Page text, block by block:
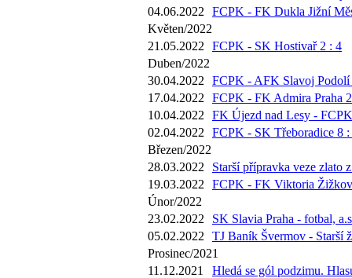
04.06.2022
FCPK - FK Dukla Jižní
Květen/2022
21.05.2022
FCPK - SK Hostivař 2 : 4
Duben/2022
30.04.2022
FCPK - AFK Slavoj Podolí
17.04.2022
FCPK - FK Admira Praha
10.04.2022
FK Újezd nad Lesy -
02.04.2022
FCPK - SK Třeboradice 8 :
Březen/2022
28.03.2022
Starší přípravka veze zlato
19.03.2022
FCPK - FK Viktoria
Únor/2022
23.02.2022
SK Slavia Praha - fotbal,
05.02.2022
TJ Baník Švermov - Starší
Prosinec/2021
11.12.2021
Hledá se gól podzimu.